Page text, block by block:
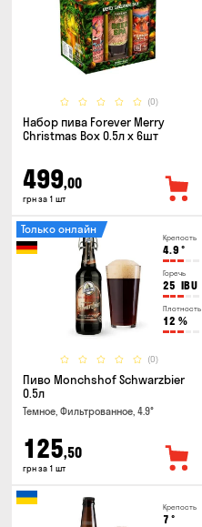
(0)
Набор пива Forever Merry
Christmas Box 0.5л x 6шт
499,00
грн за 1 шт
Крепость
4.9 °
Горечь
25 IBU
Плотность
12 %
(0)
Только онлайн
Пиво Monchshof Schwarzbier
0.5л
Темное, Фильтрованное, 4.9°
125,50
грн за 1 шт
Крепость
7 °